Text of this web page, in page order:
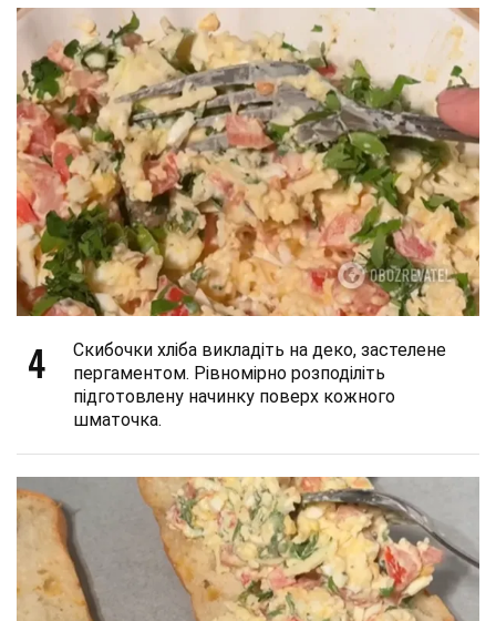
4
Скибочки хліба викладіть на деко, застелене
пергаментом. Рівномірно розподіліть
підготовлену начинку поверх кожного
шматочка.